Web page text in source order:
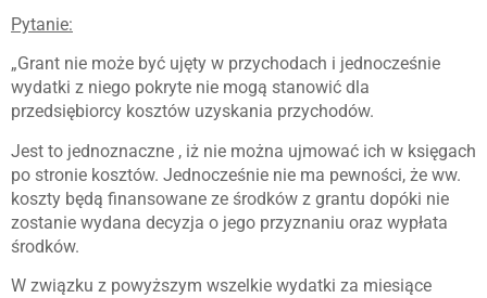
Pytanie:
„Grant nie może być ujęty w przychodach i jednocześnie
wydatki z niego pokryte nie mogą stanowić dla
przedsiębiorcy kosztów uzyskania przychodów.
Jest to jednoznaczne , iż nie można ujmować ich w księgach
po stronie kosztów. Jednocześnie nie ma pewności, że ww.
koszty będą finansowane ze środków z grantu dopóki nie
zostanie wydana decyzja o jego przyznaniu oraz wypłata
środków.
W związku z powyższym wszelkie wydatki za miesiące